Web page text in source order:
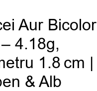
Aur Bicolor
4.18g,
1.8 cm |
& Alb